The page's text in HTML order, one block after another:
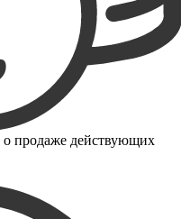
продаже действующих